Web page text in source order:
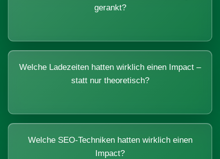
gerankt?
Welche Ladezeiten hatten wirklich einen Impact –
statt nur theoretisch?
Welche SEO-Techniken hatten wirklich einen
Impact?